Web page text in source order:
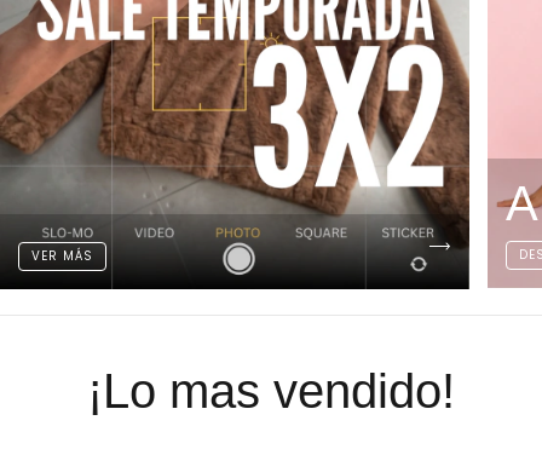
VER MÁS
¡Lo mas vendido!